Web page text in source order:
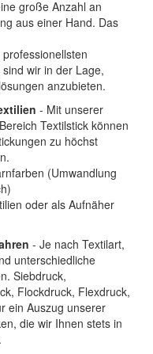
große Anzahl an
aus einer Hand. Das
wir in der Lage,
anzubieten.
- Mit unserer
Textilstick können
zu höchst
(Umwandlung
oder als Aufnäher
- Je nach Textilart,
unterschiedliche
Siebdruck,
Flockdruck, Flexdruck,
ein Auszug unserer
die wir Ihnen stets in